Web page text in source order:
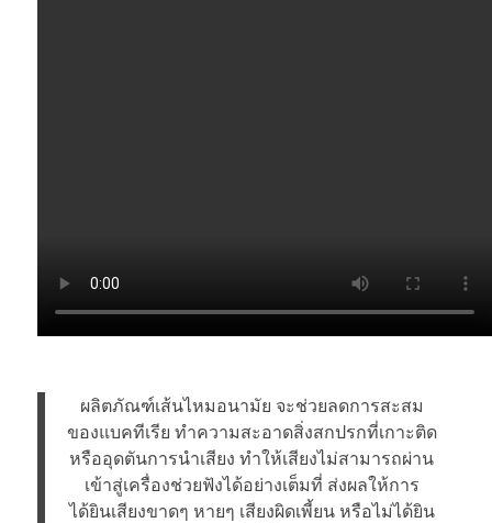
ผลิตภัณฑ์เส้นไหมอนามัย จะช่วยลดการสะสม
ของแบคทีเรีย ทำความสะอาดสิ่งสกปรกที่เกาะติด
หรืออุดตันการนำเสียง ทำให้เสียงไม่สามารถผ่าน
เข้าสู่เครื่องช่วยฟังได้อย่างเต็มที่ ส่งผลให้การ
ได้ยินเสียงขาดๆ หายๆ เสียงผิดเพี้ยน หรือไม่ได้ยิน